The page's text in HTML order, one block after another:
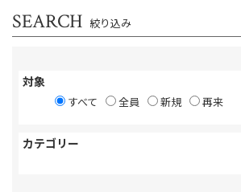
SEARCH 絞り込み
対象
すべて 全員 新規 再来
カテゴリー